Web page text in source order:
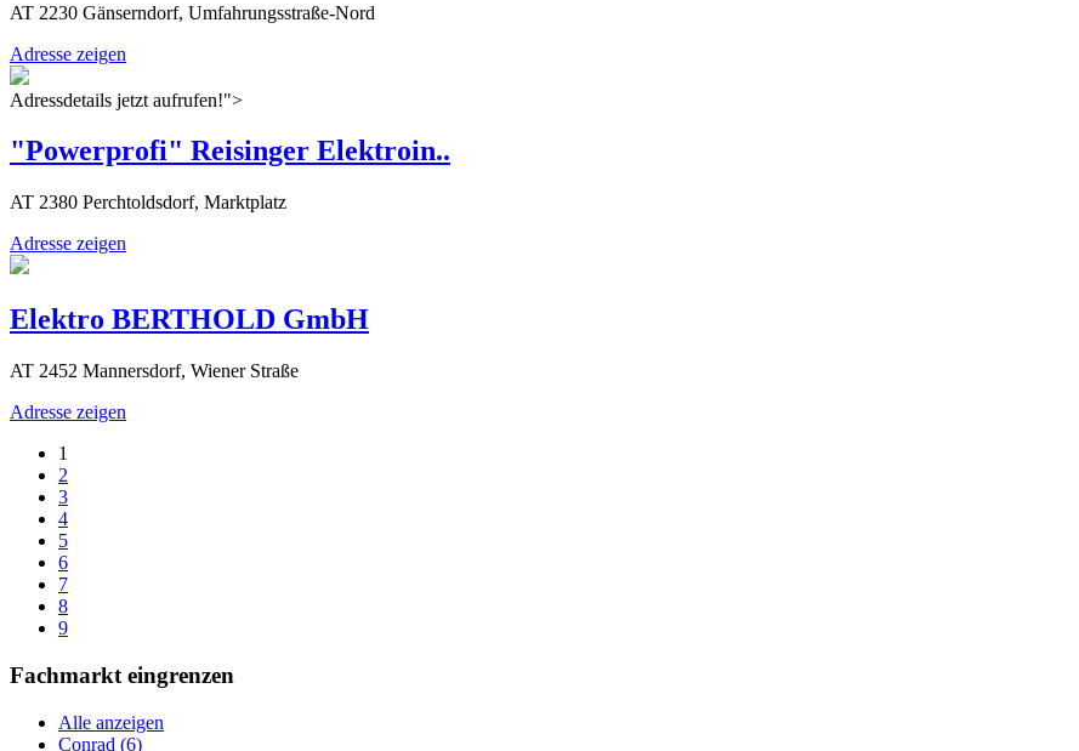
AT 2230 Gänserndorf, Umfahrungsstraße-Nord
Adresse zeigen
Adressdetails jetzt aufrufen!">
"Powerprofi" Reisinger Elektroin..
AT 2380 Perchtoldsdorf, Marktplatz
Adresse zeigen
Elektro BERTHOLD GmbH
AT 2452 Mannersdorf, Wiener Straße
Adresse zeigen
1
2
3
4
5
6
7
8
9
Fachmarkt eingrenzen
Alle anzeigen
Conrad (6)